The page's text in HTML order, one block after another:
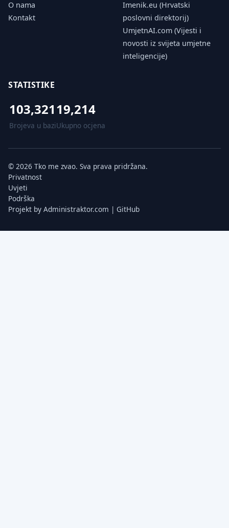
O nama
Kontakt
Imenik.eu (Hrvatski
poslovni direktorij)
UmjetnAI.com (Vijesti i
novosti iz svijeta umjetne
inteligencije)
STATISTIKE
103,321
Brojeva u bazi
19,214
Ukupno ocjena
© 2026 Tko me zvao. Sva prava pridržana.
Privatnost
Uvjeti
Podrška
Projekt by Administraktor.com | GitHub